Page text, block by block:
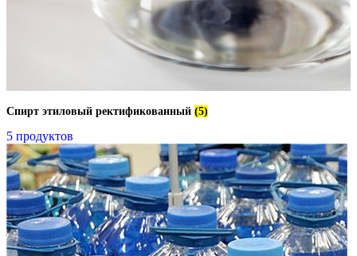
Спирт этиловый ректификованный (5)
5 продуктов